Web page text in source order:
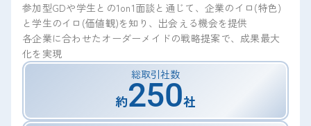
参加型GDや学生との1on1面談と通じて、企業のイロ(特色)
と学生のイロ(価値観)を知り、出会える機会を提供
各企業に合わせたオーダーメイドの戦略提案で、成果最大
化を実現
総取引社数
約250社